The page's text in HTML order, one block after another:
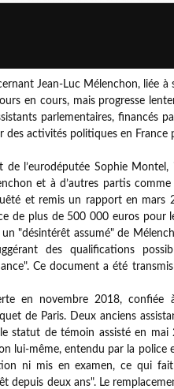
Jean-Luc Mélenchon, liée à
en cours, mais progresse
parlementaires, financés
activités politiques en France
de l’eurodéputée Sophie Montel,
et à d’autres partis
et remis un rapport en mars
de plus de 500 000 euros pour
"désintérêt assumé" de
des qualifications
Ce document a été
en novembre 2018, confiée
de Paris. Deux anciens
statut de témoin assisté en mai
lui-même, entendu par la police
ni mis en examen, ce qui
depuis deux ans". Le